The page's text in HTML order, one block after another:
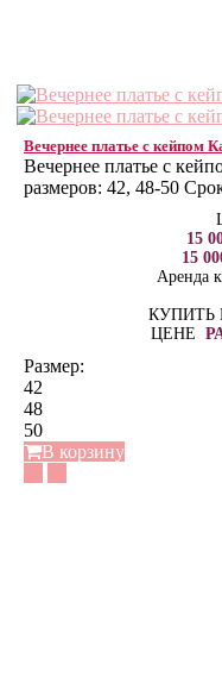
Вечернее платье с кейпом
Вечернее платье с
размеров: 42, 48-50
15
15
Аренда
КУПИТЬ
ЦЕНЕ
Размер:
42
48
50
В корзину